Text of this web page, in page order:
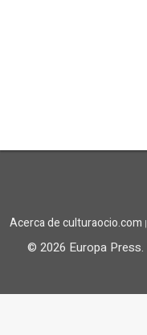
Acerca de culturaocio.com |
© 2026 Europa Press.